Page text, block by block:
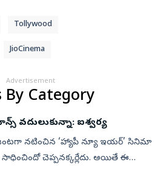
Tollywood
JioCinema
Advertisement
By Category
వదులుకున్నా: ఐశ్వర్య
నటించిన ‘హ్యాపీ న్యూ ఇయర్‌’ సినిమా
చెప్పనక్కర్లేదు. అయితే ఈ